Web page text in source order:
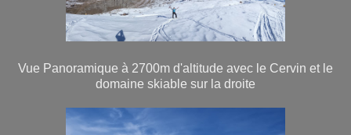
Vue Panoramique à 2700m d'altitude avec le Cervin et le
domaine skiable sur la droite